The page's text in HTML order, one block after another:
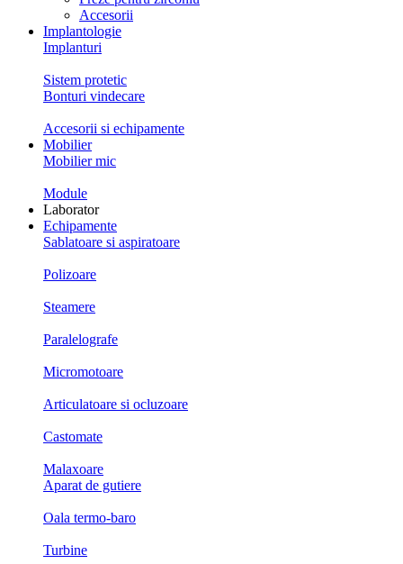
Accesorii
Implantologie
Implanturi
Sistem protetic
Bonturi vindecare
Accesorii si echipamente
Mobilier
Mobilier mic
Module
Laborator
Echipamente
Sablatoare si aspiratoare
Polizoare
Steamere
Paralelografe
Micromotoare
Articulatoare si ocluzoare
Castomate
Malaxoare
Aparat de gutiere
Oala termo-baro
Turbine